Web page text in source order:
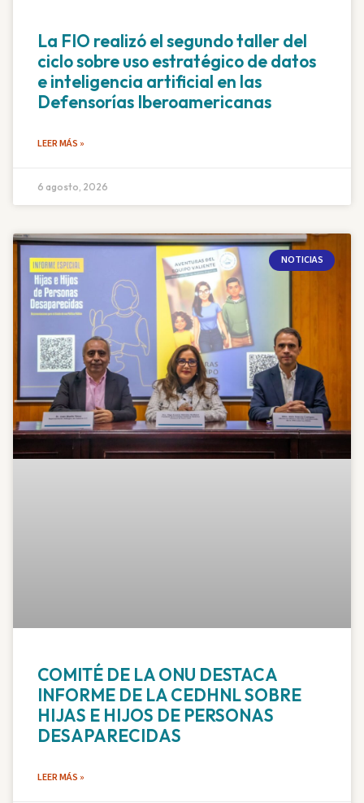
La FIO realizó el segundo taller del
ciclo sobre uso estratégico de datos
e inteligencia artificial en las
Defensorías Iberoamericanas
LEER MÁS »
6 agosto, 2026
NOTICIAS
COMITÉ DE LA ONU DESTACA
INFORME DE LA CEDHNL SOBRE
HIJAS E HIJOS DE PERSONAS
DESAPARECIDAS
LEER MÁS »